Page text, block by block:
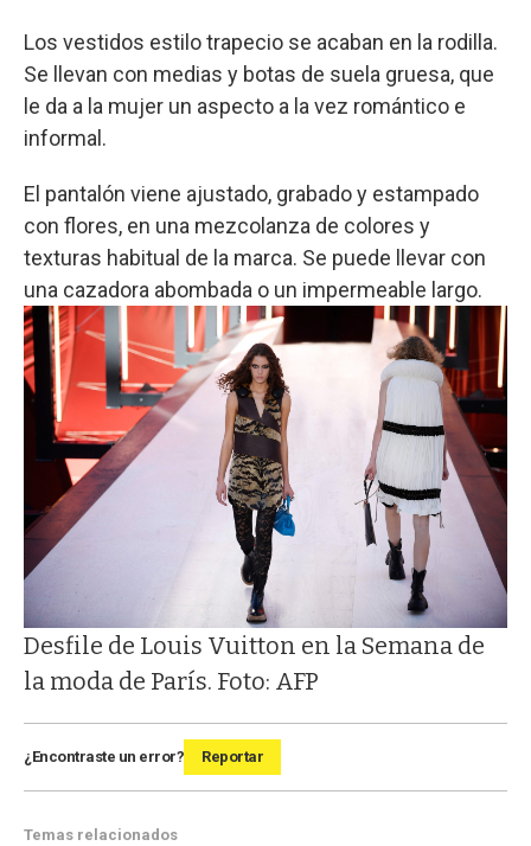
Los vestidos estilo trapecio se acaban en la rodilla.
Se llevan con medias y botas de suela gruesa, que
le da a la mujer un aspecto a la vez romántico e
informal.
El pantalón viene ajustado, grabado y estampado
con flores, en una mezcolanza de colores y
texturas habitual de la marca. Se puede llevar con
una cazadora abombada o un impermeable largo.
Desfile de Louis Vuitton en la Semana de
la moda de París. Foto: AFP
¿Encontraste un error? Reportar
Temas relacionados